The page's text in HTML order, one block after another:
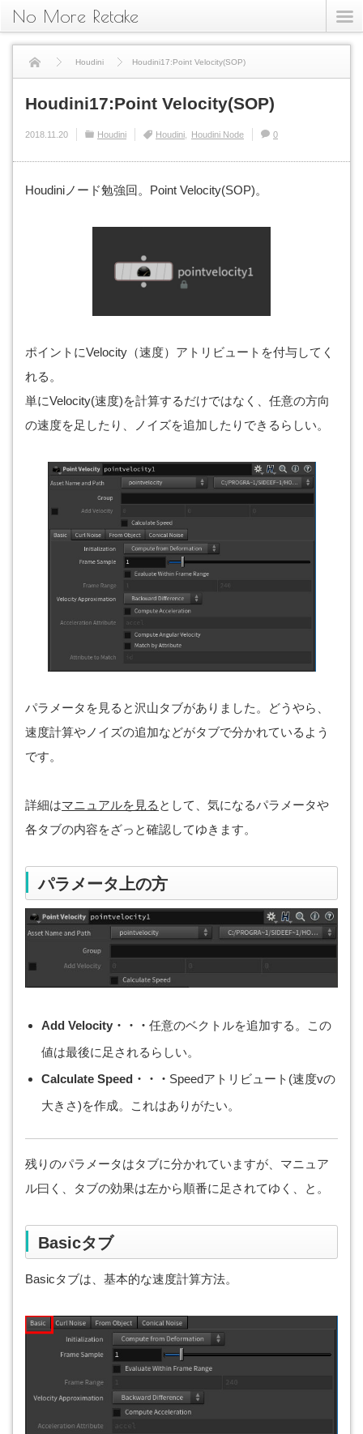
No More Retake
Houdini Houdini17:Point Velocity(SOP)
Houdini17:Point Velocity(SOP)
2018.11.20 Houdini Houdini Houdini Node 0
Houdiniノード勉強回。Point Velocity(SOP)。
ポイントにVelocity（速度）アトリビュートを付与してく
れる。
単にVelocity(速度)を計算するだけではなく、任意の方向
の速度を足したり、ノイズを追加したりできるらしい。
パラメータを見ると沢山タブがありました。どうやら、
速度計算やノイズの追加などがタブで分かれているよう
です。
詳細はマニュアルを見る として、気になるパラメータや
各タブの内容をざっと確認してゆきます。
パラメータ上の方
Add Velocity・・・ 任意のベクトルを追加する。この
値は最後に足されるらしい。
Calculate Speed・・・ Speedアトリビュート(速度vの
大きさ)を作成。これはありがたい。
残りのパラメータはタブに分かれていますが、マニュア
ル曰く、タブの効果は左から順番に足されてゆく、と。
Basicタブ
Basicタブは、基本的な速度計算方法。